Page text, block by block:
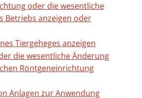
oder die wesentliche
Betriebs anzeigen oder
Tiergeheges anzeigen
die wesentliche Änderung
Röntgeneinrichtung
Anlagen zur Anwendung